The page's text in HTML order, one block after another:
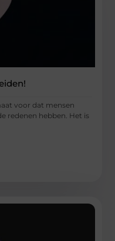
voor dat mensen
redenen hebben. Het is